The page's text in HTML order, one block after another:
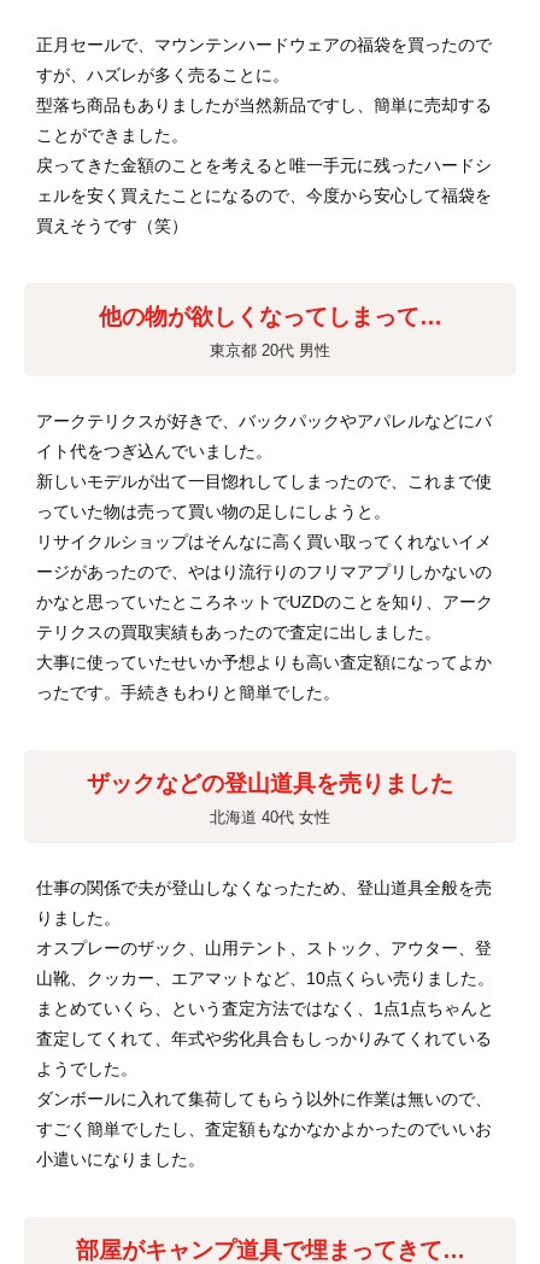
正月セールで、マウンテンハードウェアの福袋を買ったので
すが、ハズレが多く売ることに。
型落ち商品もありましたが当然新品ですし、簡単に売却する
ことができました。
戻ってきた金額のことを考えると唯一手元に残ったハードシ
ェルを安く買えたことになるので、今度から安心して福袋を
買えそうです（笑）
他の物が欲しくなってしまって…
東京都 20代 男性
アークテリクスが好きで、バックパックやアパレルなどにバ
イト代をつぎ込んでいました。
新しいモデルが出て一目惚れしてしまったので、これまで使
っていた物は売って買い物の足しにしようと。
リサイクルショップはそんなに高く買い取ってくれないイメ
ージがあったので、やはり流行りのフリマアプリしかないの
かなと思っていたところネットでUZDのことを知り、アーク
テリクスの買取実績もあったので査定に出しました。
大事に使っていたせいか予想よりも高い査定額になってよか
ったです。手続きもわりと簡単でした。
ザックなどの登山道具を売りました
北海道 40代 女性
仕事の関係で夫が登山しなくなったため、登山道具全般を売
りました。
オスプレーのザック、山用テント、ストック、アウター、登
山靴、クッカー、エアマットなど、10点くらい売りました。
まとめていくら、という査定方法ではなく、1点1点ちゃんと
査定してくれて、年式や劣化具合もしっかりみてくれている
ようでした。
ダンボールに入れて集荷してもらう以外に作業は無いので、
すごく簡単でしたし、査定額もなかなかよかったのでいいお
小遣いになりました。
部屋がキャンプ道具で埋まってきて…